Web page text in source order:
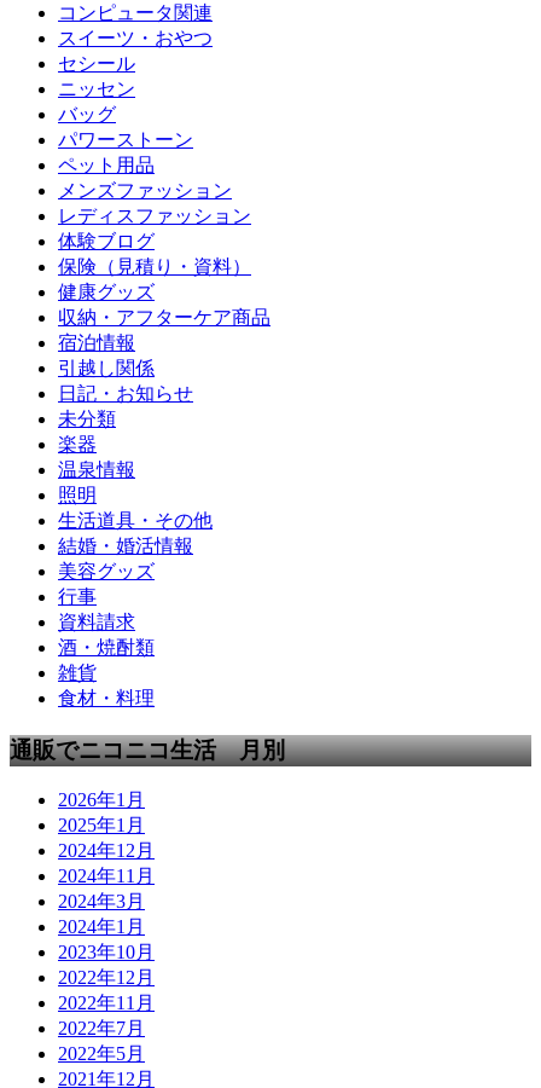
コンピュータ関連
スイーツ・おやつ
セシール
ニッセン
バッグ
パワーストーン
ペット用品
メンズファッション
レディスファッション
体験ブログ
保険（見積り・資料）
健康グッズ
収納・アフターケア商品
宿泊情報
引越し関係
日記・お知らせ
未分類
楽器
温泉情報
照明
生活道具・その他
結婚・婚活情報
美容グッズ
行事
資料請求
酒・焼酎類
雑貨
食材・料理
通販でニコニコ生活 月別
2026年1月
2025年1月
2024年12月
2024年11月
2024年3月
2024年1月
2023年10月
2022年12月
2022年11月
2022年7月
2022年5月
2021年12月